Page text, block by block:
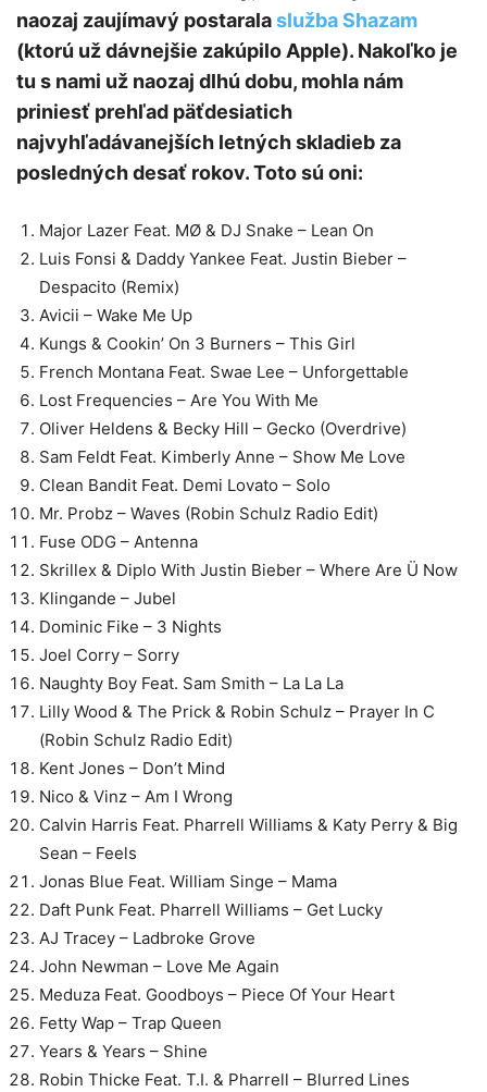
naozaj zaujímavý postaralaslužba Shazam
(ktorú už dávnejšie zakúpilo Apple). Nakoľko je
tu s nami už naozaj dlhú dobu, mohla nám
priniesť prehľad päťdesiatich
najvyhľadávanejších letných skladieb za
posledných desať rokov. Toto sú oni:
Major Lazer Feat. MØ & DJ Snake – Lean On
Luis Fonsi & Daddy Yankee Feat. Justin Bieber –
Despacito (Remix)
Avicii – Wake Me Up
Kungs & Cookin’ On 3 Burners – This Girl
French Montana Feat. Swae Lee – Unforgettable
Lost Frequencies – Are You With Me
Oliver Heldens & Becky Hill – Gecko (Overdrive)
Sam Feldt Feat. Kimberly Anne – Show Me Love
Clean Bandit Feat. Demi Lovato – Solo
Mr. Probz – Waves (Robin Schulz Radio Edit)
Fuse ODG – Antenna
Skrillex & Diplo With Justin Bieber – Where Are Ü Now
Klingande – Jubel
Dominic Fike – 3 Nights
Joel Corry – Sorry
Naughty Boy Feat. Sam Smith – La La La
Lilly Wood & The Prick & Robin Schulz – Prayer In C
(Robin Schulz Radio Edit)
Kent Jones – Don’t Mind
Nico & Vinz – Am I Wrong
Calvin Harris Feat. Pharrell Williams & Katy Perry & Big
Sean – Feels
Jonas Blue Feat. William Singe – Mama
Daft Punk Feat. Pharrell Williams – Get Lucky
AJ Tracey – Ladbroke Grove
John Newman – Love Me Again
Meduza Feat. Goodboys – Piece Of Your Heart
Fetty Wap – Trap Queen
Years & Years – Shine
Robin Thicke Feat. T.I. & Pharrell – Blurred Lines